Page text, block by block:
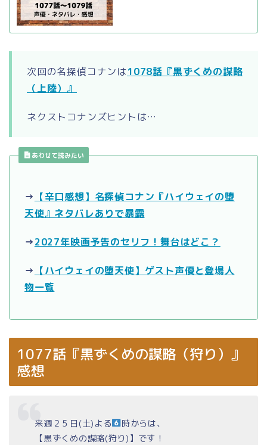
次回の名探偵コナンは1078話『黒ずくめの謀略
（上陸）』
ネクストコナンズヒントは…
あわせて読みたい
→ 【辛口感想】名探偵コナン『ハイウェイの堕
天使』ネタバレありで暴露
→2027年映画予告のセリフ！舞台はどこ？
→ 【ハイウェイの堕天使】ゲスト声優と登場人
物一覧
1077話『黒ずくめの謀略（狩り）』
感想
来週２５日(土)よる
時からは、
【黒ずくめの謀略(狩り)】です！